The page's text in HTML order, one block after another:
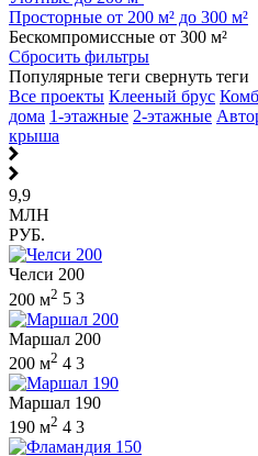
Просторные от 200 м² до 300 м²
Бескомпромиссные от 300 м²
Сбросить фильтры
Популярные теги свернуть теги
Все проекты Клееный брус
дома 1-этажные 2-этажные
крыша
9,9
МЛН
РУБ.
Челси 200
200 м2 5 3
Маршал 200
200 м2 4 3
Маршал 190
190 м2 4 3